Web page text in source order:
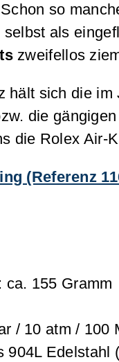
so
als
zweifellos
hält sich die
die
die Rolex
(Referenz
ca. 155 Gramm
/ 10 atm / 100
904L Edelstahl